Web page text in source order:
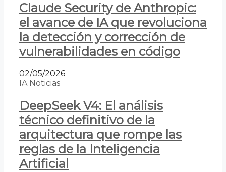
Claude Security de Anthropic:
el avance de IA que revoluciona
la detección y corrección de
vulnerabilidades en código
02/05/2026
IA Noticias
DeepSeek V4: El análisis
técnico definitivo de la
arquitectura que rompe las
reglas de la Inteligencia
Artificial